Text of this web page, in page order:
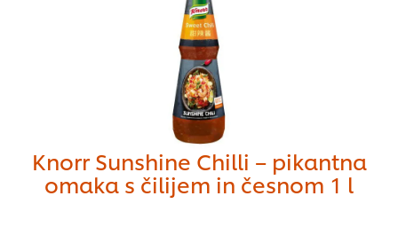
Knorr Sunshine Chilli – pikantna
omaka s čilijem in česnom 1 l